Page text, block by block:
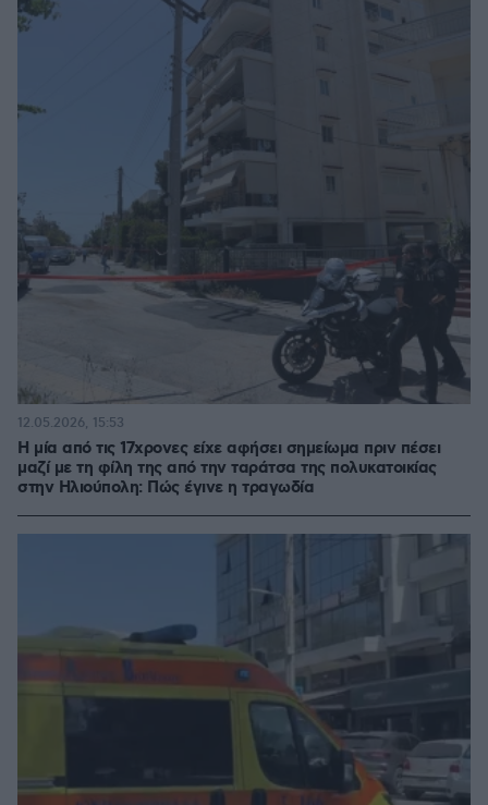
Η μία από τις 17χρονες είχε αφήσει σημείωμα πριν πέσει
μαζί με τη φίλη της από την ταράτσα της πολυκατοικίας
στην Ηλιούπολη: Πώς έγινε η τραγωδία
12.05.2026, 15:53